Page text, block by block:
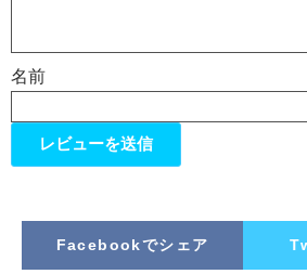
名前
Facebookでシェア